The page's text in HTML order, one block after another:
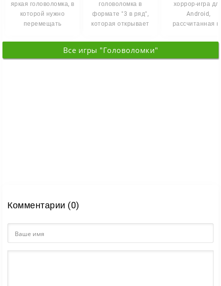
яркая головоломка, в
которой нужно
перемещать
сетке и отправлять
головоломка в
формате "3 в ряд",
которая открывает
и мощных
хоррор-игра
Android,
рассчитанная
азартных
Все игры "Головоломки"
Комментарии (0)